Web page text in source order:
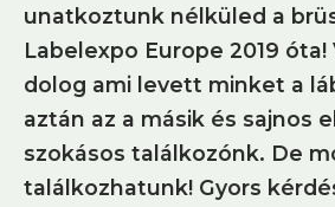
unatkoztunk nélküled a
Labelexpo Europe 2019 óta!
dolog ami levett minket a
aztán az a másik és sajnos
szokásos találkozónk. De
találkozhatunk! Gyors